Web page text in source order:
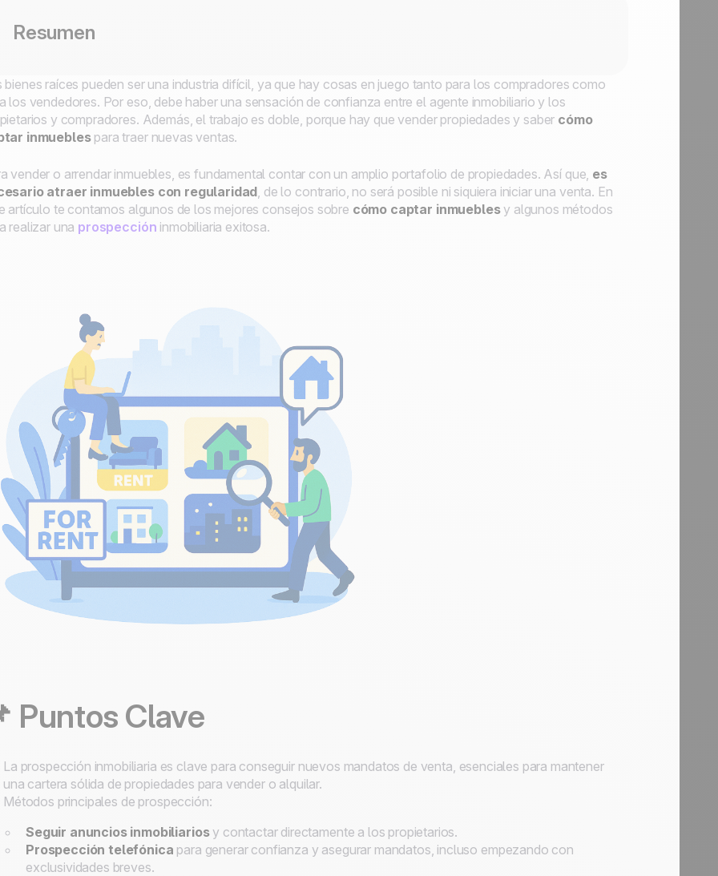
Resumen
bienes raíces pueden ser una industria difícil, ya que hay cosas en juego tanto para los compradores como
los vendedores. Por eso, debe haber una sensación de confianza entre el agente inmobiliario y los
y compradores. Además, el trabajo es doble, porque hay que vender propiedades y saber cómo
inmueblespara traer nuevas ventas.
vender o arrendar inmuebles, es fundamental contar con un amplio portafolio de propiedades. Así que, es
atraer inmuebles con regularidad, de lo contrario, no será posible ni siquiera iniciar una venta. En
artículo te contamos algunos de los mejores consejos sobre cómo captar inmueblesy algunos métodos
realizar una prospección inmobiliaria exitosa.
Puntos Clave
La prospección inmobiliaria es clave para conseguir nuevos mandatos de venta, esenciales para mantener
una cartera sólida de propiedades para vender o alquilar.
Métodos principales de prospección:
Seguir anuncios inmobiliariosy contactar directamente a los propietarios.
Prospección telefónica para generar confianza y asegurar mandatos, incluso empezando con
exclusividades breves.